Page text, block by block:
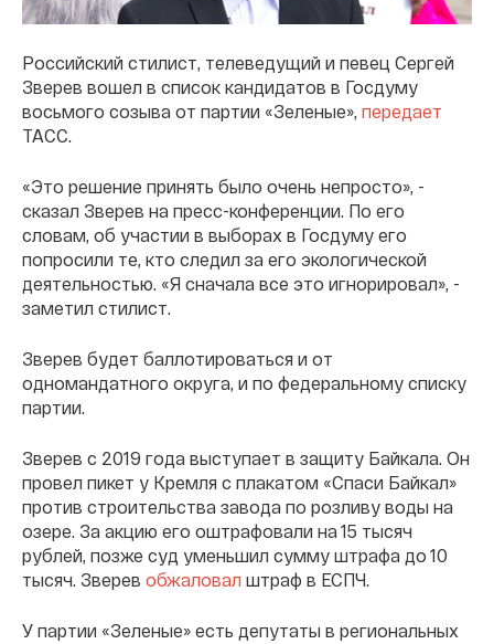
Российский стилист, телеведущий и певец Сергей
Зверев вошел в список кандидатов в Госдуму
восьмого созыва от партии «Зеленые», передает
ТАСС.
«Это решение принять было очень непросто», -
сказал Зверев на пресс-конференции. По его
словам, об участии в выборах в Госдуму его
попросили те, кто следил за его экологической
деятельностью. «Я сначала все это игнорировал», -
заметил стилист.
Зверев будет баллотироваться и от
одномандатного округа, и по федеральному списку
партии.
Зверев с 2019 года выступает в защиту Байкала. Он
провел пикет у Кремля с плакатом «Спаси Байкал»
против строительства завода по розливу воды на
озере. За акцию его оштрафовали на 15 тысяч
рублей, позже суд уменьшил сумму штрафа до 10
тысяч. Зверев обжаловал штраф в ЕСПЧ.
У партии «Зеленые» есть депутаты в региональных